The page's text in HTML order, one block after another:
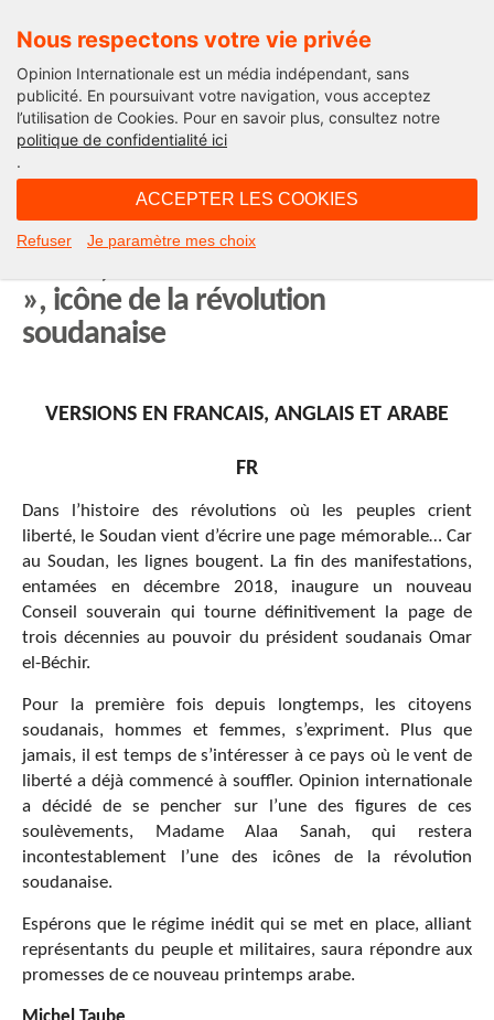
Nous respectons votre vie privée
Opinion Internationale est un média indépendant, sans
publicité. En poursuivant votre navigation, vous acceptez
l’utilisation de Cookies. Pour en savoir plus, consultez notre
politique de confidentialité ici
.
ACCEPTER LES COOKIES
Refuser Je paramètre mes choix
Sois belle et ouvre la
Sois belle et ouvre la avec Alaa
», icône de la révolution
soudanaise
VERSIONS EN FRANCAIS, ANGLAIS ET ARABE
FR
Dans l’histoire des révolutions où les peuples crient
liberté, le Soudan vient d’écrire une page mémorable… Car
au Soudan, les lignes bougent. La fin des manifestations,
entamées en décembre 2018, inaugure un nouveau
Conseil souverain qui tourne définitivement la page de
trois décennies au pouvoir du président soudanais Omar
el-Béchir.
Pour la première fois depuis longtemps, les citoyens
soudanais, hommes et femmes, s’expriment. Plus que
jamais, il est temps de s’intéresser à ce pays où le vent de
liberté a déjà commencé à souffler. Opinion internationale
a décidé de se pencher sur l’une des figures de ces
soulèvements, Madame Alaa Sanah, qui restera
incontestablement l’une des icônes de la révolution
soudanaise.
Espérons que le régime inédit qui se met en place, alliant
représentants du peuple et militaires, saura répondre aux
promesses de ce nouveau printemps arabe.